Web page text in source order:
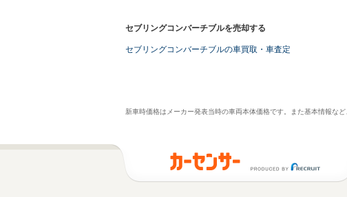
セブリングコンバーチブルを売却する
セブリングコンバーチブルの車買取・車査定
新車時価格はメーカー発表当時の車両本体価格です。また基本情報な